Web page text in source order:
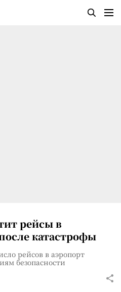
рейсы в
катастрофы
рейсов в аэропорт
безопасности